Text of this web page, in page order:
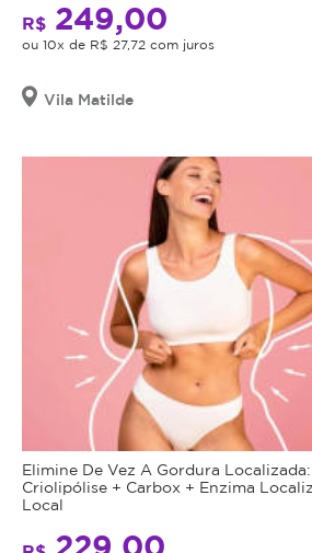
R$ 249,00
ou 10x de R$ 27,72 com juros
Vila Matilde
Elimine De Vez A Gordura
Criolipólise + Carbox + Enzima
Local
229,00